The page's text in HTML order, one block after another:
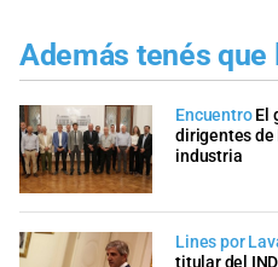
Además tenés que
Encuentro El
dirigentes de
industria
Lines por